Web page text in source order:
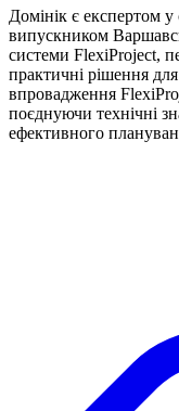
Домінік є експертом
випускником
системи FlexiProject,
практичні рішення
впровадження
поєднуючи технічні
ефективного